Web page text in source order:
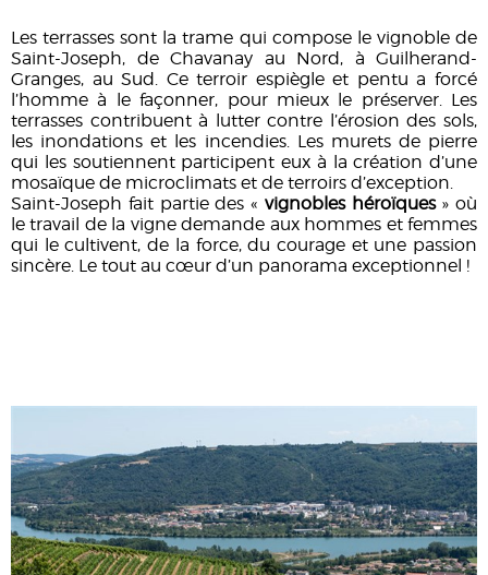
Les terrasses sont la trame qui compose le vignoble de
Saint-Joseph, de Chavanay au Nord, à Guilherand-
Granges, au Sud. Ce terroir espiègle et pentu a forcé
l’homme à le façonner, pour mieux le préserver. Les
terrasses contribuent à lutter contre l’érosion des sols,
les inondations et les incendies. Les murets de pierre
qui les soutiennent participent eux à la création d’une
mosaïque de microclimats et de terroirs d’exception.
Saint-Joseph fait partie des « vignobles héroïques» où
le travail de la vigne demande aux hommes et femmes
qui le cultivent, de la force, du courage et une passion
sincère. Le tout au cœur d’un panorama exceptionnel !